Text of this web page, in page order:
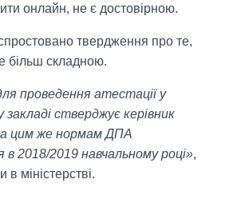
онлайн, не є достовірною.
твердження про те,
більш складною.
проведення атестації у
закладі стверджує керівник
цим же нормам ДПА
в 2018/2019 навчальному році»,
в міністерстві.